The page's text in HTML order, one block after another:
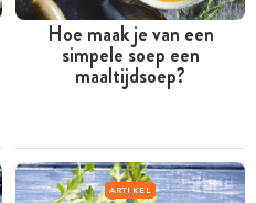
Hoe maak je van een
simpele soep een
maaltijdsoep?
ARTIKEL